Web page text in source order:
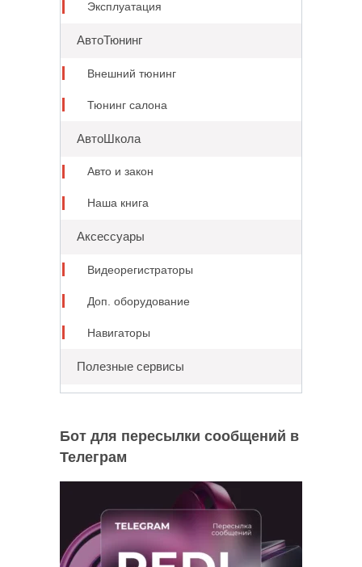
Эксплуатация
АвтоТюнинг
Внешний тюнинг
Тюнинг салона
АвтоШкола
Авто и закон
Наша книга
Аксессуары
Видеорегистраторы
Доп. оборудование
Навигаторы
Полезные сервисы
Бот для пересылки сообщений в
Телеграм